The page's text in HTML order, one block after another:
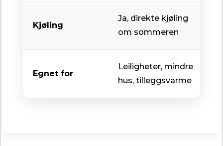
Kjøling
Ja, direkte kjøling
om sommeren
Egnet for
Leiligheter, mindre
hus, tilleggsvarme